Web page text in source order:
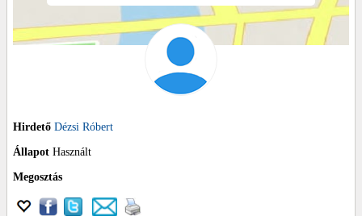
Hirdető Dézsi Róbert
Állapot Használt
Megosztás